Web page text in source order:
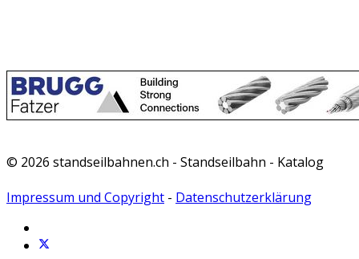
© 2026 standseilbahnen.ch - Standseilbahn - Katalog
Impressum und Copyright - Datenschutzerklärung